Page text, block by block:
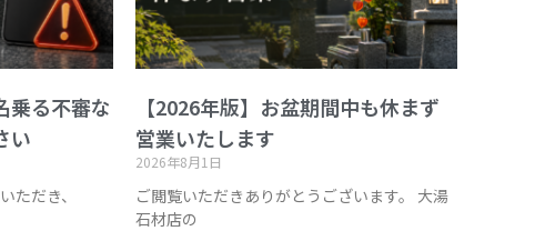
乗る不審な
い
ただき、
【2026年版】お盆期間中も休まず
営業いたします
2026年8月1日
ご閲覧いただきありがとうございます。 大湯
石材店の